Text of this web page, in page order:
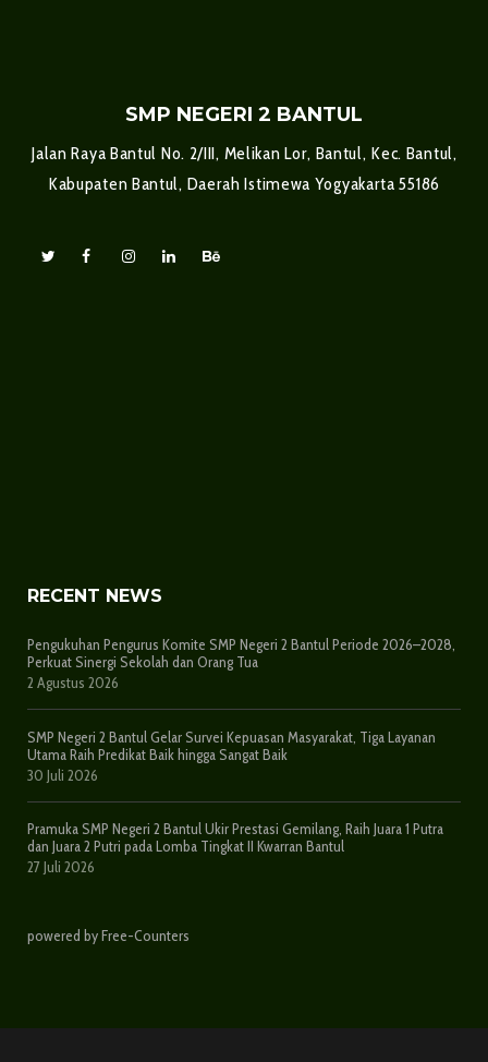
SMP NEGERI 2 BANTUL
Jalan Raya Bantul No. 2/III, Melikan Lor, Bantul, Kec. Bantul,
Kabupaten Bantul, Daerah Istimewa Yogyakarta 55186
RECENT NEWS
Pengukuhan Pengurus Komite SMP Negeri 2 Bantul Periode 2026–2028,
Perkuat Sinergi Sekolah dan Orang Tua
2 Agustus 2026
SMP Negeri 2 Bantul Gelar Survei Kepuasan Masyarakat, Tiga Layanan
Utama Raih Predikat Baik hingga Sangat Baik
30 Juli 2026
Pramuka SMP Negeri 2 Bantul Ukir Prestasi Gemilang, Raih Juara 1 Putra
dan Juara 2 Putri pada Lomba Tingkat II Kwarran Bantul
27 Juli 2026
powered by Free-Counters